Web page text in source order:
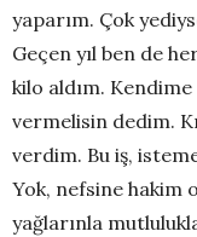
yaparım. Çok
Geçen yıl ben de
kilo aldım.
vermelisin dedim.
verdim. Bu iş,
Yok, nefsine hakim
yağlarınla